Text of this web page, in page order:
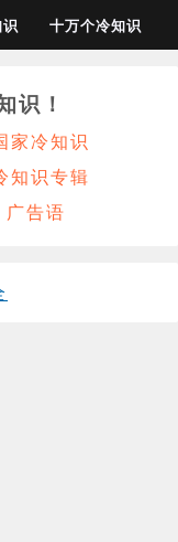
十万个冷知识
识！
家冷知识
知识专辑
广告语